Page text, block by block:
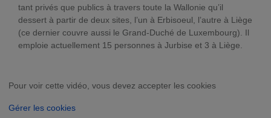
tant privés que publics à travers toute la Wallonie qu’il
dessert à partir de deux sites, l’un à Erbisoeul, l’autre à Liège
(ce dernier couvre aussi le Grand-Duché de Luxembourg). Il
emploie actuellement 15 personnes à Jurbise et 3 à Liège.
Pour voir cette vidéo, vous devez accepter les cookies
Gérer les cookies